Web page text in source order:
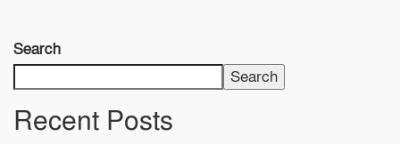
Search
Search
Recent Posts